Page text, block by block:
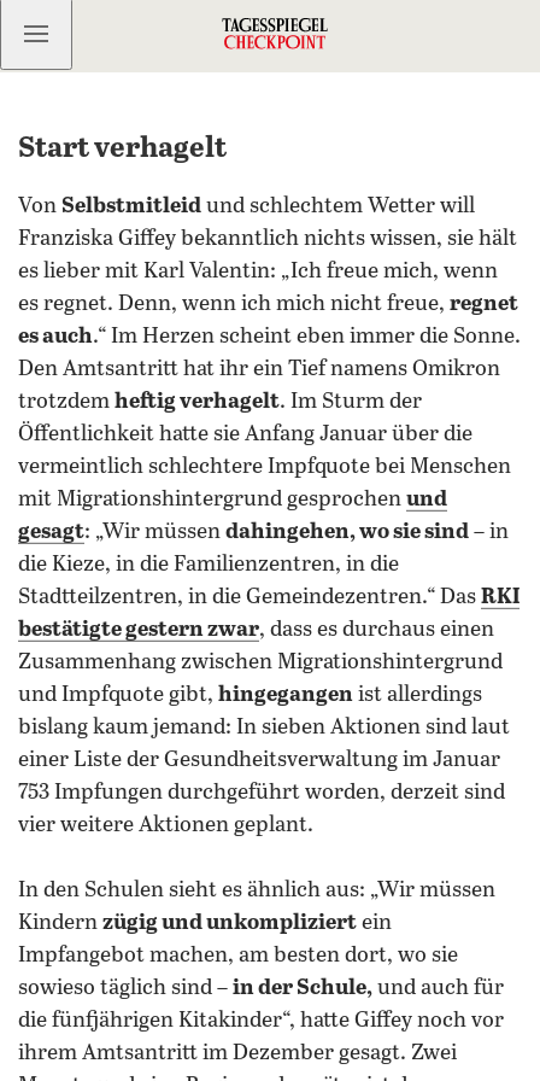
Kostenlos anmelden
Start verhagelt
Von Selbstmitleid und schlechtem Wetter will
Franziska Giffey bekanntlich nichts wissen, sie hält
es lieber mit Karl Valentin: „Ich freue mich, wenn
es regnet. Denn, wenn ich mich nicht freue, regnet
es auch.“ Im Herzen scheint eben immer die Sonne.
Den Amtsantritt hat ihr ein Tief namens Omikron
trotzdem heftig verhagelt. Im Sturm der
Öffentlichkeit hatte sie Anfang Januar über die
vermeintlich schlechtere Impfquote bei Menschen
mit Migrationshintergrund gesprochen und
gesagt: „Wir müssen dahingehen, wo sie sind – in
die Kieze, in die Familienzentren, in die
Stadtteilzentren, in die Gemeindezentren.“ Das RKI
bestätigte gestern zwar, dass es durchaus einen
Zusammenhang zwischen Migrationshintergrund
und Impfquote gibt, hingegangen ist allerdings
bislang kaum jemand: In sieben Aktionen sind laut
einer Liste der Gesundheitsverwaltung im Januar
753 Impfungen durchgeführt worden, derzeit sind
vier weitere Aktionen geplant.
In den Schulen sieht es ähnlich aus: „Wir müssen
Kindern zügig und unkompliziert ein
Impfangebot machen, am besten dort, wo sie
sowieso täglich sind – in der Schule, und auch für
die fünfjährigen Kitakinder“, hatte Giffey noch vor
ihrem Amtsantritt im Dezember gesagt. Zwei